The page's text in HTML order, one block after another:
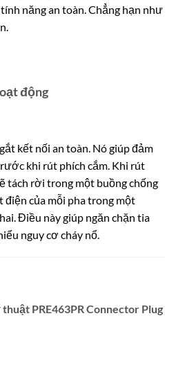
năng an toàn. Chẳng hạn như
động
kết nối an toàn. Nó giúp đảm
khi rút phích cắm. Khi rút
tách rời trong một buồng chống
điện của mỗi pha trong một
Điều này giúp ngăn chặn tia
nguy cơ cháy nổ.
PRE463PR Connector Plug